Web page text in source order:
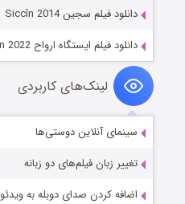
دانلود فیلم سجین Siccîn 2014
دانلود فیلم ایستگاه ارواح The Ghost Station 2022
لینک‌های کاربردی
سینمای آنلاین دوستی‌ها
تغییر زبان فیلم‌های دو زبانه
اضافه کردن صدای دوبله به ویدئو